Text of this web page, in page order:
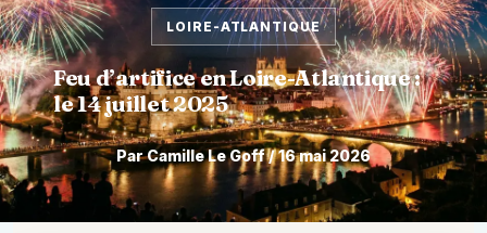
LOIRE-ATLANTIQUE
Feu d’artifice en Loire-Atlantique :
le 14 juillet 2025
Par Camille Le Goff / 16 mai 2026